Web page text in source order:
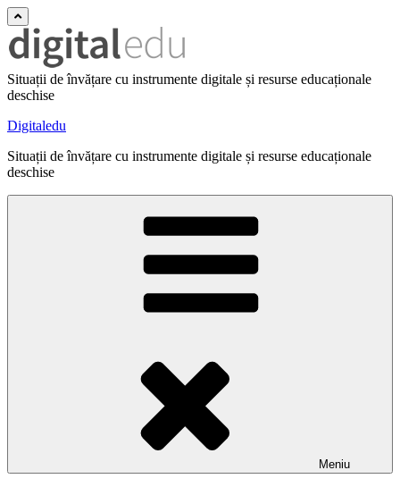
Situații de învățare cu instrumente digitale și resurse educaționale
deschise
Digitaledu
Situații de învățare cu instrumente digitale și resurse educaționale
deschise
Meniu